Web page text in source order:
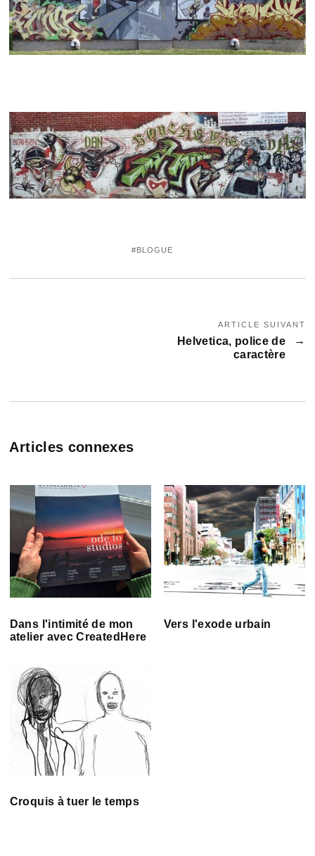
BLOGUE
ARTICLE SUIVANT
Helvetica, police de
caractère
Articles connexes
Dans l'intimité de mon
atelier avec CreatedHere
Vers l'exode urbain
Croquis à tuer le temps